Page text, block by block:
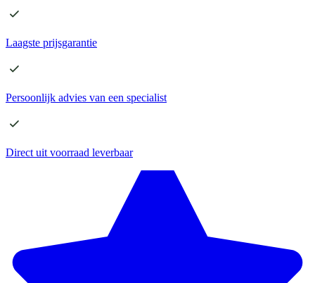
Laagste prijsgarantie
Persoonlijk advies van een specialist
Direct uit voorraad leverbaar